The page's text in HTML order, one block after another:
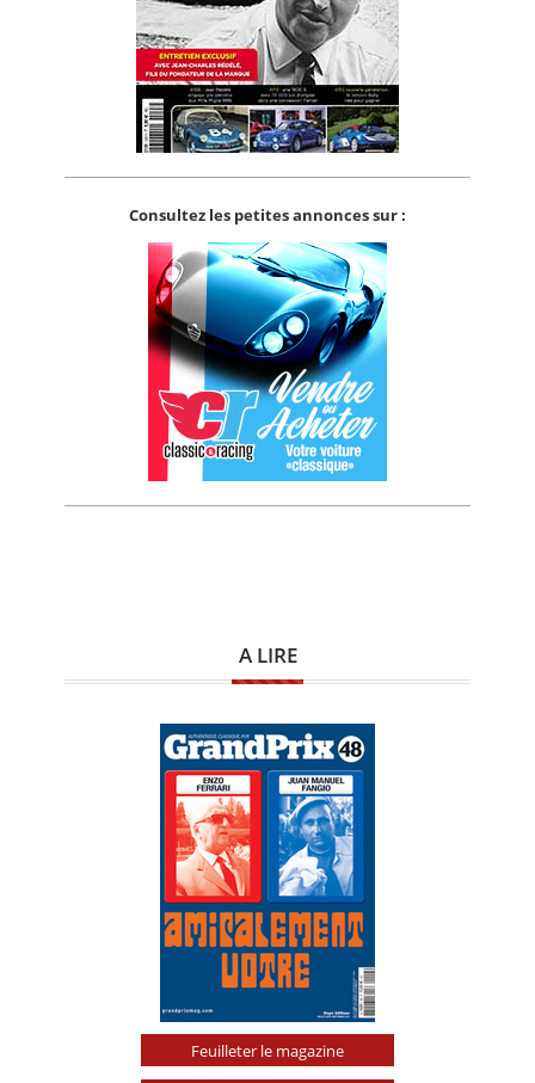
Consultez les petites annonces sur :
A LIRE
Feuilleter le magazine